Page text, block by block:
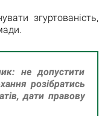
згуртованість,
не допустити
розібратись
дати правову